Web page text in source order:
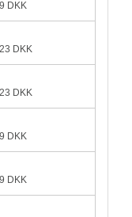
DKK
DKK
DKK
DKK
DKK